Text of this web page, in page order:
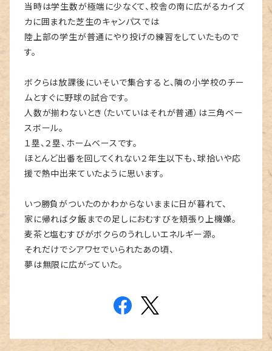
当時は学生数が極端に少なくて、校舎の南に広がるカイズ
カに囲まれた芝生のキャンパスでは
陸上部の学生が普通にやり投げの練習をしていたもので
す。
ボクらは放課後にいそいで集合すると、隣の小学校のチー
ムとすぐに野球の試合です。
人数が揃わないとき（たいていはそれが普通）は三角ベー
スボール。
１塁、２塁、ホームベースです。
ほとんど出番を回してくれない２年生以下も、球拾いや応
援で熱中出来ていたように思います。
いつ勝負がついたのかわからないままに日が暮れて、
家に帰れば夕飯までの足しにおむすびを頬張り上機嫌。
麦茶と塩むすびがボクらのうれしいエネルギー源。
それだけでシアワセでいられたあの頃、
夢は無限に広がっていた。